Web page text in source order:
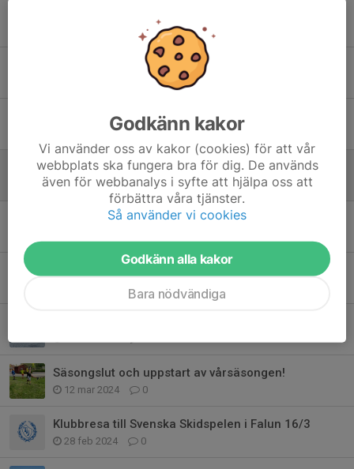
Vi medverkade i SVTs Mot alla odds
Lilla Skidspelen i Falun
27 jan 2025 0
Tävlingar 2025
19 dec 2024 0
Spårboden bemanning Blå grupp
Säsongslut och uppstart av vårsäsongen!
12 mar 2024 0
Klubbresa till Svenska Skidspelen i Falun 16/3
28 feb 2024 0
Godkänn kakor
Vi använder oss av kakor (cookies) för att vår
webbplats ska fungera bra för dig. De används
även för webbanalys i syfte att hjälpa oss att
förbättra våra tjänster.
Så använder vi cookies
Godkänn alla kakor
Bara nödvändiga